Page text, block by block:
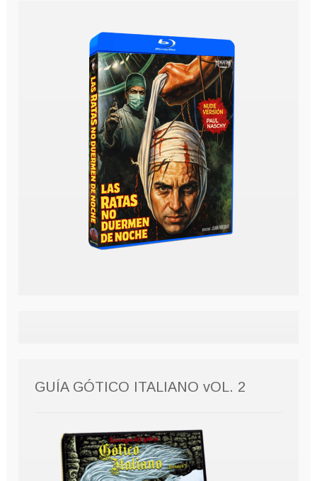
GUÍA GÓTICO ITALIANO vOL. 2